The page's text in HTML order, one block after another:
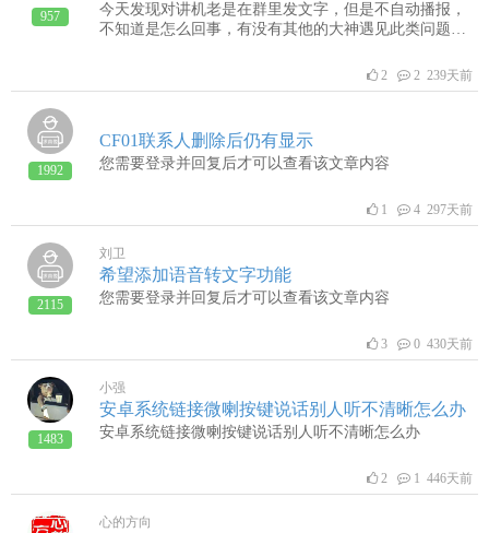
957
今天发现对讲机老是在群里发文字，但是不自动播报，
不知道是怎么回事，有没有其他的大神遇见此类问题麻
2 2 239天前
1992
CF01联系人删除后仍有显示
您需要登录并回复后才可以查看该文章内容
1 4 297天前
2115
刘卫
希望添加语音转文字功能
您需要登录并回复后才可以查看该文章内容
3 0 430天前
1483
小强
安卓系统链接微喇按键说话别人听不清晰怎么办
安卓系统链接微喇按键说话别人听不清晰怎么办
2 1 446天前
心的方向